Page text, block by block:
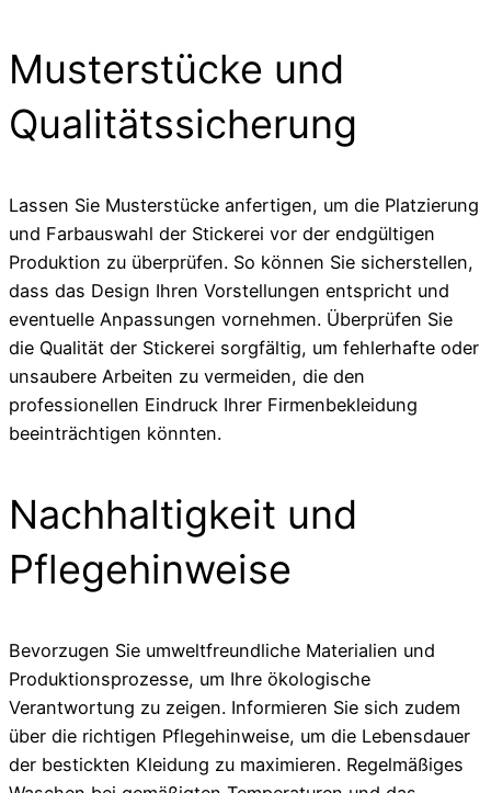
Musterstücke und
Qualitätssicherung
Lassen Sie Musterstücke anfertigen, um die Platzierung
und Farbauswahl der Stickerei vor der endgültigen
Produktion zu überprüfen. So können Sie sicherstellen,
dass das Design Ihren Vorstellungen entspricht und
eventuelle Anpassungen vornehmen. Überprüfen Sie
die Qualität der Stickerei sorgfältig, um fehlerhafte oder
unsaubere Arbeiten zu vermeiden, die den
professionellen Eindruck Ihrer Firmenbekleidung
beeinträchtigen könnten.
Nachhaltigkeit und
Pflegehinweise
Bevorzugen Sie umweltfreundliche Materialien und
Produktionsprozesse, um Ihre ökologische
Verantwortung zu zeigen. Informieren Sie sich zudem
über die richtigen Pflegehinweise, um die Lebensdauer
der bestickten Kleidung zu maximieren. Regelmäßiges